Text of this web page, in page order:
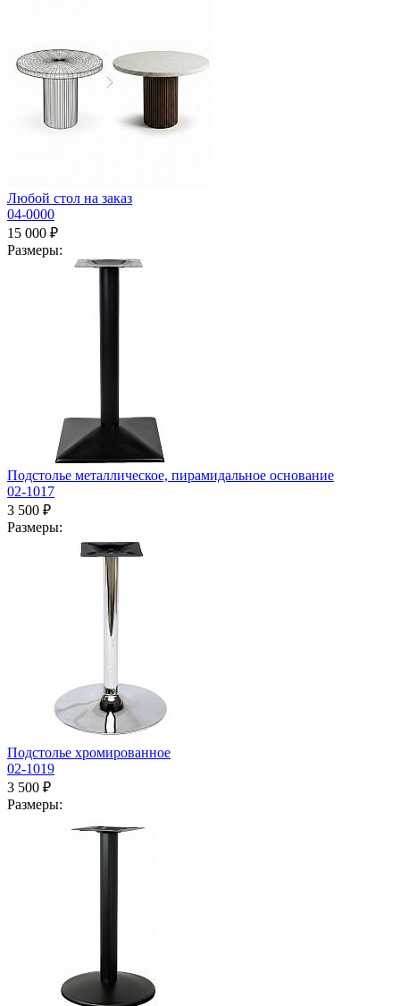
Любой стол на заказ
04-0000
15 000 ₽
Размеры:
Подстолье металлическое, пирамидальное основание
02-1017
3 500 ₽
Размеры:
Подстолье хромированное
02-1019
3 500 ₽
Размеры: